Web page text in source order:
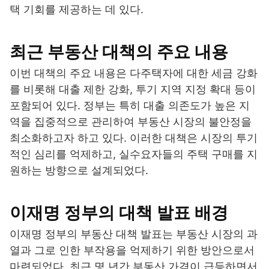
택 기회를 제공하는 데 있다.
최근 부동산 대책의 주요 내용
이번 대책의 주요 내용은 다주택자에 대한 세금 강화
를 비롯해 대출 제한 강화, 투기 지역 지정 확대 등이
포함되어 있다. 정부는 특히 대출 의존도가 높은 지
역을 집중적으로 관리하여 부동산 시장의 불안정을
최소화하고자 하고 있다. 이러한 대책은 시장의 투기
적인 심리를 억제하고, 실수요자들의 주택 구매를 지
원하는 방향으로 설계되었다.
이재명 정부의 대책 발표 배경
이재명 정부의 부동산 대책 발표는 부동산 시장의 과
열과 그로 인한 부작용을 억제하기 위한 방안으로서
마련되었다. 최근 몇 년간 부동산 가격이 급등하면서